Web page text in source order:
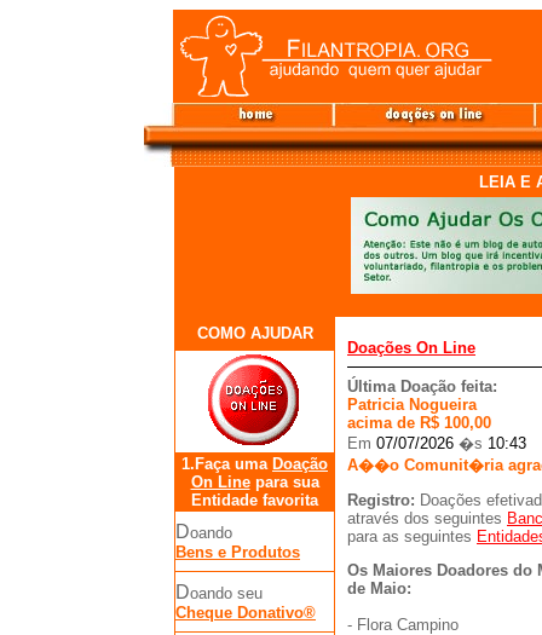
LEIA E
COMO AJUDAR
1.Faça uma Doação
On Linepara sua
Entidade favorita
Doando
Bens e Produtos
Doando seu
Cheque Donativo®
Doações On Line
Última Doação feita:
Patricia Nogueira
acima de R$ 100,00
Em 07/07/2026 �s 10:43
A��o Comunit�ria
Registro: Doações
através dos seguintes
para as seguintes
Os Maiores Doadores do
de Maio:
- Flora Campino